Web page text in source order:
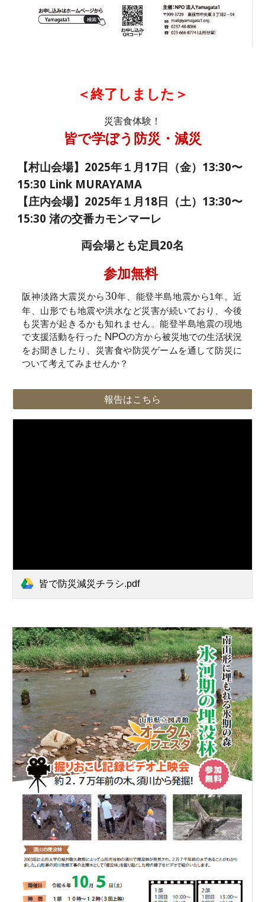
＜終了しました＞
災害食体験！
皆で学ぼう防災・減災
【村山会場】2025年１月17日（金）13:30〜
15:30 Link MURAYAMA
【庄内会場】2025年１月18日（土）13:30〜
15:30 渚の交番カモンマーレ
両会場とも定員20名
参加無料
阪神淡路大震災から 30年、能登半島地震から1年。近
年、山形でも地震や洪水など災害が続いており、今後
も災害が起きるかも知れません 。能登半島地震の現地
で支援活動を行った NPOの方から被災地での生活状況
をお聞きしたり、災害食や防災ゲームを通して防災に
ついて考えてみませんか？
報告はこちら
皆で防災減災チラシ.pdf